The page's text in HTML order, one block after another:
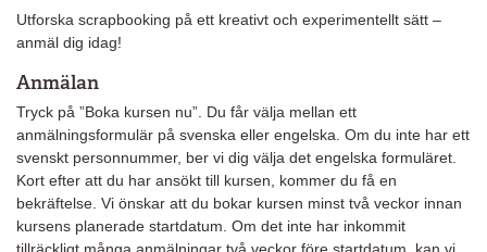
Utforska scrapbooking på ett kreativt och experimentellt sätt –
anmäl dig idag!
Anmälan
Tryck på ”Boka kursen nu”. Du får välja mellan ett
anmälningsformulär på svenska eller engelska. Om du inte har ett
svenskt personnummer, ber vi dig välja det engelska formuläret.
Kort efter att du har ansökt till kursen, kommer du få en
bekräftelse. Vi önskar att du bokar kursen minst två veckor innan
kursens planerade startdatum. Om det inte har inkommit